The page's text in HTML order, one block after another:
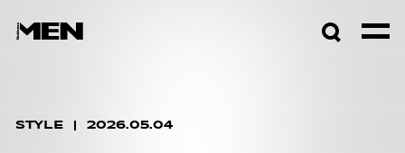
STYLE 2026.05.04